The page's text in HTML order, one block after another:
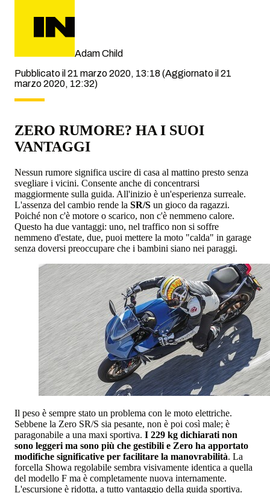
Adam Child
Pubblicato il 21 marzo 2020, 13:18(Aggiornato il 21
marzo 2020, 12:32)
ZERO RUMORE? HA I SUOI
VANTAGGI
Nessun rumore significa uscire di casa al mattino presto senza
svegliare i vicini. Consente anche di concentrarsi
maggiormente sulla guida. All'inizio è un'esperienza surreale.
L'assenza del cambio rende la SR/S un gioco da ragazzi.
Poiché non c'è motore o scarico, non c'è nemmeno calore.
Questo ha due vantaggi: uno, nel traffico non si soffre
nemmeno d'estate, due, puoi mettere la moto "calda" in garage
senza doversi preoccupare che i bambini siano nei paraggi.
Il peso è sempre stato un problema con le moto elettriche.
Sebbene la Zero SR/S sia pesante, non è poi così male; è
paragonabile a una maxi sportiva. I 229 kg dichiarati non
sono leggeri ma sono più che gestibili e Zero ha apportato
modifiche significative per facilitare la manovrabilità. La
forcella Showa regolabile sembra visivamente identica a quella
del modello F ma è completamente nuova internamente.
L'escursione è ridotta, a tutto vantaggio della guida sportiva.